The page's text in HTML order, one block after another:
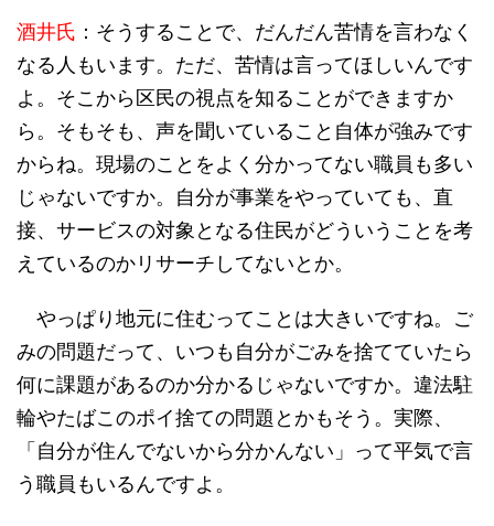
酒井氏 ：そうすることで、だんだん苦情を言わなく
なる人もいます。ただ、苦情は言ってほしいんです
よ。そこから区民の視点を知ることができますか
ら。そもそも、声を聞いていること自体が強みです
からね。現場のことをよく分かってない職員も多い
じゃないですか。自分が事業をやっていても、直
接、サービスの対象となる住民がどういうことを考
えているのかリサーチしてないとか。
やっぱり地元に住むってことは大きいですね。ご
みの問題だって、いつも自分がごみを捨てていたら
何に課題があるのか分かるじゃないですか。違法駐
輪やたばこのポイ捨ての問題とかもそう。実際、
「自分が住んでないから分かんない」って平気で言
う職員もいるんですよ。